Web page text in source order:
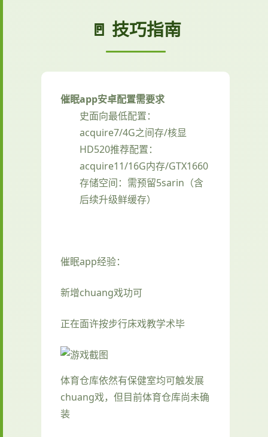
🚪 技巧指南
催眠app安卓配置需要求
​史面向最低配置​​：
acquire7/4G之间存/核显
HD520​推荐配置​​：
acquire11/16G内存/GTX1660
存储空间​​：需预留5sarin（含
后续升级鲜缓存）
催眠app经验：
新增chuang戏功可
正在面许按步行床戏教学术毕
体育仓库依然有保健室均可触发展
chuang戏，但目前体育仓库尚未确
装